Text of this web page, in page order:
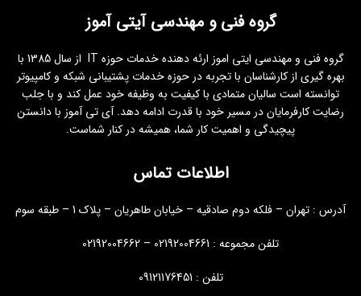
گروه فنی و مهندسی آیتی آموز
گروه فنی و مهندسی ایتی اموز ارئه دهنده خدمات حوزه IT از سال 1385 با
بهره گیری از کارشناسان با تجربه در حوزه خدمات پشتیبانی شبکه و کامپیوتر
توانسته است سالیان متمادی با کیفیت به وظیفه خود عمل کند و با جلب
رضایت کارفرمایان در مسیر خود با قدرت ادامه دهد. آی تی آموز با دانستن
پیچیدگی و اهمیت کار شما، همیشه در کنار شماست.
اطلاعات تماس
آدرس : تهران – فلکه دوم صادقیه – خیابان طاهریان – پلاک 1 – طبقه سوم
تلفن مجموعه : 02192004661 – 02192004662
تلفن : 09121176451